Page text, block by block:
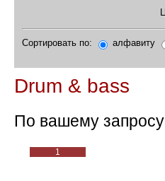
Сортировать по: алфавиту
Drum & bass
По вашему
1